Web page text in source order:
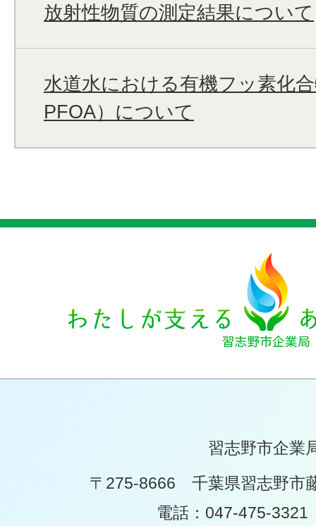
放射性物質の測定結果について
水道水における有機フッ素化
PFOA）について
習志野市企業
〒275-8666 千葉県習志野市
電話：047-475-3321